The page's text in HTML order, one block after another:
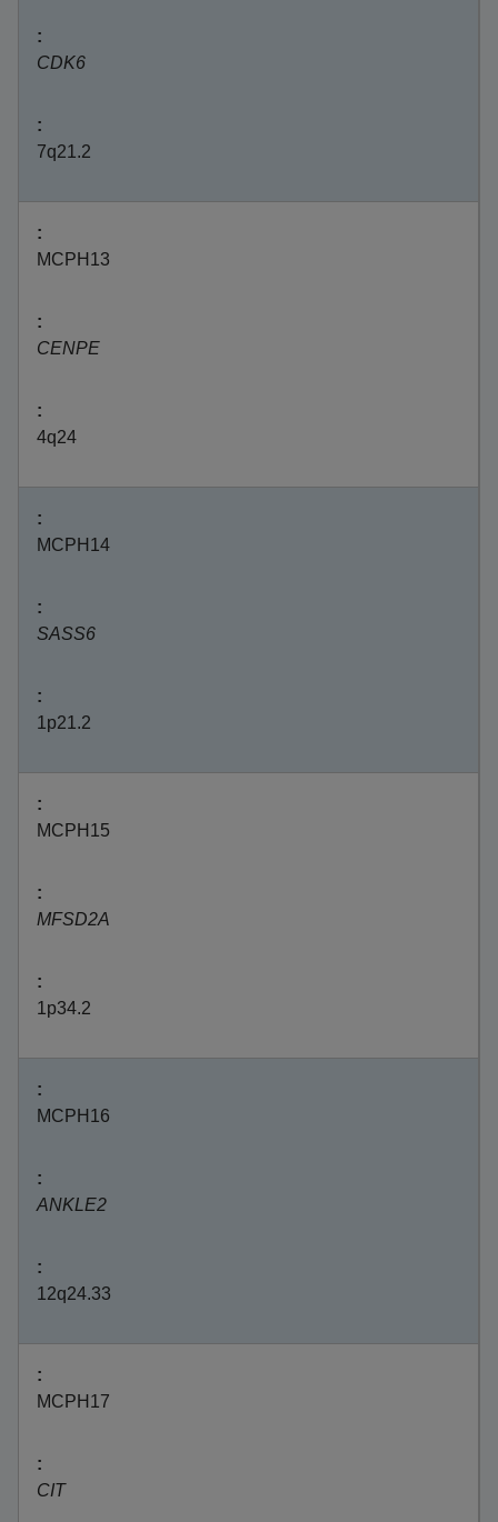
CDK6
7q21.2
MCPH13
CENPE
4q24
MCPH14
SASS6
1p21.2
MCPH15
MFSD2A
1p34.2
MCPH16
ANKLE2
12q24.33
MCPH17
CIT